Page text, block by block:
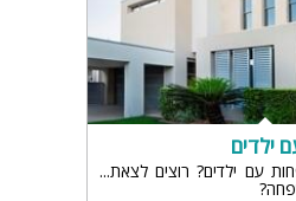
ילדים
עם ילדים? רוצים לצאת